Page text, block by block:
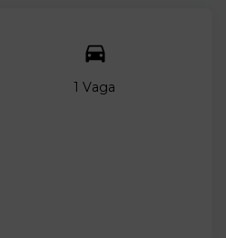
1 Vaga